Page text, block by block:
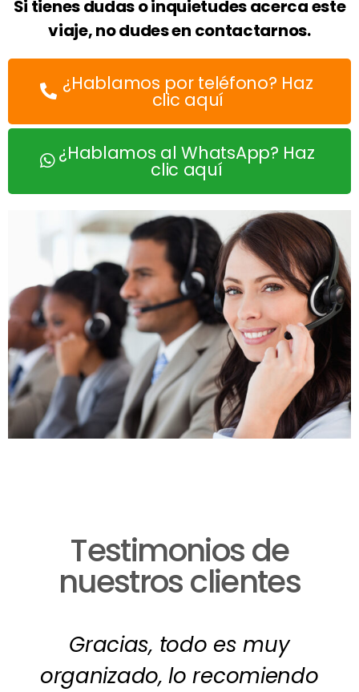
Si tienes dudas o inquietudes acerca este
viaje, no dudes en contactarnos.
¿Hablamos por teléfono? Haz
clic aquí
¿Hablamos al WhatsApp? Haz
clic aquí
Testimonios de
nuestros clientes
Gracias, todo es muy
organizado, lo recomiendo